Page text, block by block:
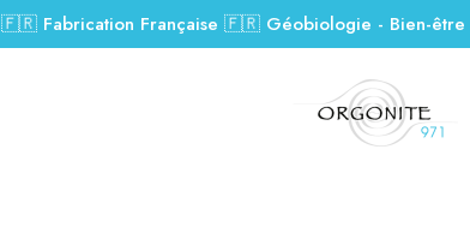
🇫🇷 Fabrication Française 🇫🇷 Géobiologie - Bien-être -